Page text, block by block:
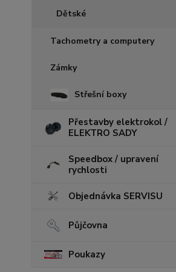
Dětské
Tachometry a computery
Zámky
Střešní boxy
Přestavby elektrokol /
ELEKTRO SADY
Speedbox / upravení
rychlosti
Objednávka SERVISU
Půjčovna
Poukazy